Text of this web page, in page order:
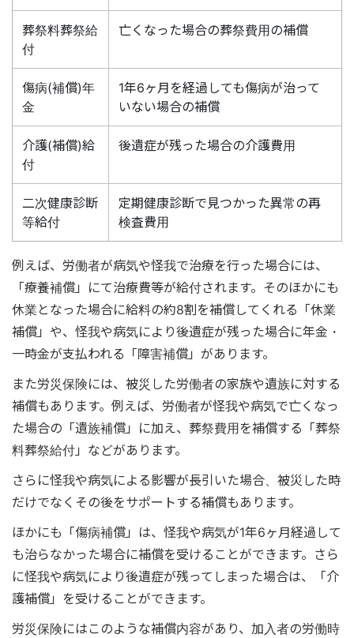
葬祭料葬祭給
付
亡くなった場合の葬祭費用の補償
傷病(補償)年
金
1年6ヶ月を経過しても傷病が治って
いない場合の補償
介護(補償)給
付
後遺症が残った場合の介護費用
二次健康診断
等給付
定期健康診断で見つかった異常の再
検査費用
例えば、労働者が病気や怪我で治療を行った場合には、
「療養補償」にて治療費等が給付されます。そのほかにも
休業となった場合に給料の約8割を補償してくれる「休業
補償」や、怪我や病気により後遺症が残った場合に年金・
一時金が支払われる「障害補償」があります。
また労災保険には、被災した労働者の家族や遺族に対する
補償もあります。例えば、労働者が怪我や病気で亡くなっ
た場合の「遺族補償」に加え、葬祭費用を補償する「葬祭
料葬祭給付」などがあります。
さらに怪我や病気による影響が長引いた場合、被災した時
だけでなくその後をサポートする補償もあります。
ほかにも「傷病補償」は、怪我や病気が1年6ヶ月経過して
も治らなかった場合に補償を受けることができます。さら
に怪我や病気により後遺症が残ってしまった場合は、「介
護補償」を受けることができます。
労災保険にはこのような補償内容があり、加入者の労働時